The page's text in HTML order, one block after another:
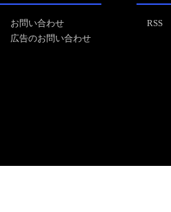
お問い合わせ
広告のお問い合わせ
RSS